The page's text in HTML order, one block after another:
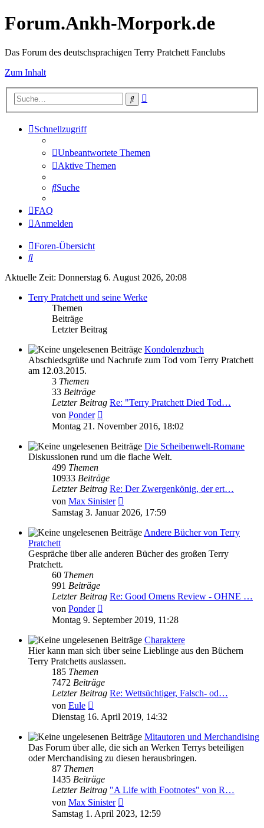
Forum.Ankh-Morpork.de
Das Forum des deutschsprachigen Terry Pratchett Fanclubs
Zum Inhalt
Suche
Schnellzugriff
Unbeantwortete Themen
Aktive Themen
Suche
FAQ
Anmelden
Foren-Übersicht
Suche
Aktuelle Zeit: Donnerstag 6. August 2026, 20:08
Terry Pratchett und seine Werke
Themen
Beiträge
Letzter Beitrag
Kondolenzbuch
Abschiedsgrüße und Nachrufe zum Tod vom Terry Pratchett
am 12.03.2015.
3 Themen
33 Beiträge
Letzter Beitrag Re: "Terry Pratchett Died Tod…
von Ponder
Beitrag
Montag 21. November 2016, 18:02
Die Scheibenwelt-Romane
Diskussionen rund um die flache Welt.
499 Themen
10933 Beiträge
Letzter Beitrag Re: Der Zwergenkönig, der ert…
von Max Sinister
Beitrag
Samstag 3. Januar 2026, 17:59
Andere Bücher von Terry
Pratchett
Gespräche über alle anderen Bücher des großen Terry
Pratchett.
60 Themen
991 Beiträge
Letzter Beitrag Re: Good Omens Review - OHNE …
von Ponder
Beitrag
Montag 9. September 2019, 11:28
Charaktere
Hier kann man sich über seine Lieblinge aus den Büchern
Terry Pratchetts auslassen.
185 Themen
7472 Beiträge
Letzter Beitrag Re: Wettsüchtiger, Falsch- od…
von Eule
Beitrag
Dienstag 16. April 2019, 14:32
Mitautoren und Merchandising
Das Forum über alle, die sich an Werken Terrys beteiligen
oder Merchandising zu diesen herausbringen.
87 Themen
1435 Beiträge
Letzter Beitrag "A Life with Footnotes" von R…
von Max Sinister
Beitrag
Samstag 1. April 2023, 12:59